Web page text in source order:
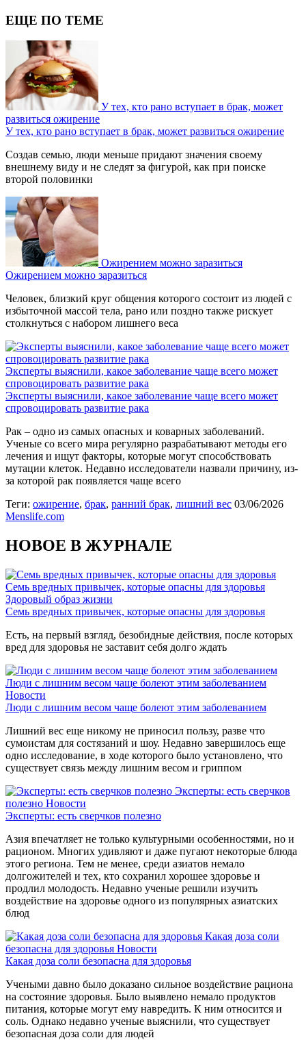
ЕЩЕ ПО ТЕМЕ
У тех, кто рано вступает в брак, может
развиться ожирение
У тех, кто рано вступает в брак, может развиться ожирение
Создав семью, люди меньше придают значения своему
внешнему виду и не следят за фигурой, как при поиске
второй половинки
Ожирением можно заразиться
Ожирением можно заразиться
Человек, близкий круг общения которого состоит из людей с
избыточной массой тела, рано или поздно также рискует
столкнуться с набором лишнего веса
Эксперты выяснили, какое заболевание чаще всего может
спровоцировать развитие рака
Эксперты выяснили, какое заболевание чаще всего может
спровоцировать развитие рака
Рак – одно из самых опасных и коварных заболеваний.
Ученые со всего мира регулярно разрабатывают методы его
лечения и ищут факторы, которые могут способствовать
мутации клеток. Недавно исследователи назвали причину, из-
за которой рак появляется чаще всего
Теги: ожирение, брак, ранний брак, лишний вес 03/06/2026
Menslife.com
НОВОЕ В ЖУРНАЛЕ
Семь вредных привычек, которые опасны для здоровья
Здоровый образ жизни
Семь вредных привычек, которые опасны для здоровья
Есть, на первый взгляд, безобидные действия, после которых
вред для здоровья не заставит себя долго ждать
Люди с лишним весом чаще болеют этим заболеванием
Новости
Люди с лишним весом чаще болеют этим заболеванием
Лишний вес еще никому не приносил пользу, разве что
сумоистам для состязаний и шоу. Недавно завершилось еще
одно исследование, в ходе которого было установлено, что
существует связь между лишним весом и гриппом
Эксперты: есть сверчков
полезно Новости
Эксперты: есть сверчков полезно
Азия впечатляет не только культурными особенностями, но и
рационом. Многих удивляют и даже пугают некоторые блюда
этого региона. Тем не менее, среди азиатов немало
долгожителей и тех, кто сохранил хорошее здоровье и
продлил молодость. Недавно ученые решили изучить
воздействие на здоровье одного из популярных азиатских
блюд
Какая доза соли
безопасна для здоровья Новости
Какая доза соли безопасна для здоровья
Учеными давно было доказано сильное воздействие рациона
на состояние здоровья. Было выявлено немало продуктов
питания, которые могут ему навредить. К ним относится и
соль. Однако недавно ученые выяснили, что существует
безопасная доза соли для людей